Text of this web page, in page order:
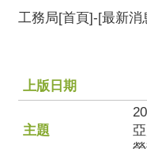
工務局[首頁]-[最新消